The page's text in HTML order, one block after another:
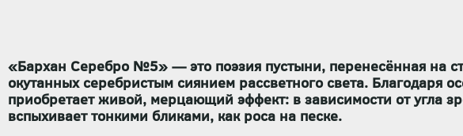
«Бархан Серебро №5» — это поэзия пустыни, перенесённая на
окутанных серебристым сиянием рассветного света. Благодаря
приобретает живой, мерцающий эффект: в зависимости от угла
вспыхивает тонкими бликами, как роса на песке.